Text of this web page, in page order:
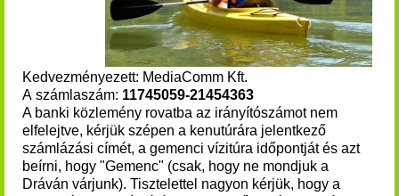
Kedvezményezett: MediaComm Kft.
A számlaszám: 11745059-21454363
A banki közlemény rovatba az irányítószámot nem
elfelejtve, kérjük szépen a kenutúrára jelentkező
számlázási címét, a gemenci vízitúra időpontját és azt
beírni, hogy "Gemenc" (csak, hogy ne mondjuk a
Dráván várjunk). Tisztelettel nagyon kérjük, hogy a